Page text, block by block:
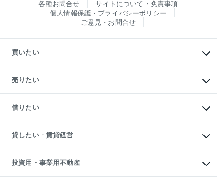
各種お問合せ
サイトについて・免責事項
個人情報保護・プライバシーポリシー
ご意見・お問合せ
買いたい
新築・分譲マンションの購入
中古マンションの購入
一戸建ての購入
中古一戸建ての購入
不動産購入の流れ
注目キーワード物件特集
購入ガイド
English 繁体中文簡体中文
売りたい
一戸建ての売却・査定
土地の売却・査定
スピードAI査定
不動産査定について
不動産売却の流れ
不動産買換えの流れ
売却ガイド
借りたい
オフィス・店舗の賃貸
借りるときの流れ
借りるガイド
貸したい・賃貸経営
マンション賃料データ
賃貸管理プラン
リロケーションについて
投資用・事業用不動産